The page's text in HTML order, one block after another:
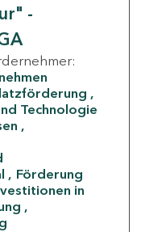
-
Technologie
Förderung
in